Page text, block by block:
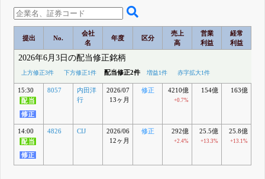
提出 No.
会社
名
年度 区分
売上
高
営業
利益
経常
利益
2026年6月3日の配当修正銘柄
上方修正3件 下方修正1件 配当修正2件 増益1件 赤字拡大1件
15:30 8057
内田洋
行
2026/07
13ヶ月
修正 4210億
+0.7%
154億 163億
14:00 4826 CIJ
2026/06
12ヶ月
修正 292億
+2.4%
25.5億
+13.3%
25.8億
+13.1%